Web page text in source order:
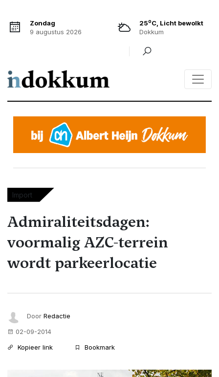
Zondag
9 augustus 2026
25oC, Licht bewolkt
Dokkum
Import
Admiraliteitsdagen:
voormalig AZC-terrein
wordt parkeerlocatie
Door Redactie
02-09-2014
Kopieer link
Bookmark